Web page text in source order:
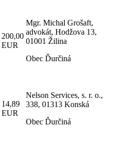
200,00
EUR
Mgr. Michal Grošaft,
advokát, Hodžova 13,
01001 Žilina
Obec Ďurčiná
14,89
EUR
Nelson Services, s. r. o.,
338, 01313 Konská
Obec Ďurčiná